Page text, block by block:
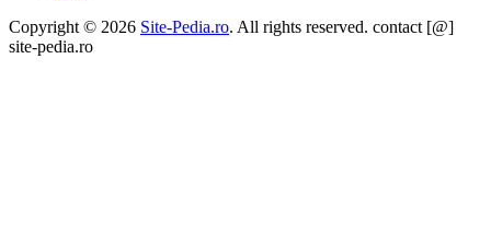
Copyright © 2026 Site-Pedia.ro. All rights reserved. contact [@]
site-pedia.ro